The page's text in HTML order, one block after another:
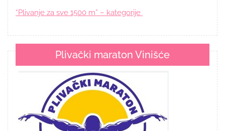
“Plivanje za sve 1500 m” – kategorije
Plivački maraton Vinišće